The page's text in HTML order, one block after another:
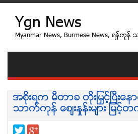
Ygn News
Myanmar News, Burmese News, ရန္ကုန္
အစိုးရက မီတာခ တိုးျမႇင့္ၿပီးေ
သာက္ကုန္ ေစ်းႏႈန္းမ်ား ျမင့္